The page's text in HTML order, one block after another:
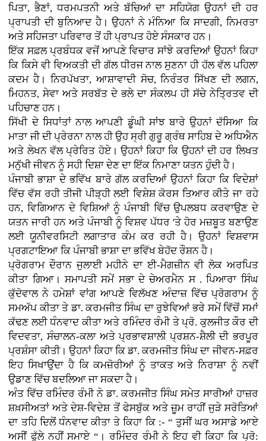
ਪਿਤਾ, ਭੈਣਾਂ, ਧਰਮਪਤਨੀ ਅਤੇ ਬੱਚਿਆਂ ਦਾ ਸਹਿਯੋਗ ਉਹਨਾਂ ਦੀ ਹਰ
ਪ੍ਰਾਪਤੀ ਦੀ ਬੁਨਿਆਦ ਹੈ। ਉਹਨਾਂ ਨੇ ਮੰਨਿਆ ਕਿ ਸਾਦਗੀ, ਨਿਮਰਤਾ
ਅਤੇ ਸਹਿਜਤਾ ਪਰਿਵਾਰ ਤੋਂ ਹੀ ਪ੍ਰਾਪਤ ਹੋਏ ਸੰਸਕਾਰ ਹਨ।
ਇੱਕ ਸਫ਼ਲ ਪ੍ਰਬੰਧਕ ਵਜੋਂ ਆਪਣੇ ਵਿਚਾਰ ਸਾਂਝੇ ਕਰਦਿਆਂ ਉਹਨਾਂ ਕਿਹਾ
ਕਿ ਕਿਸੇ ਵੀ ਵਿਅਕਤੀ ਦੀ ਗੱਲ ਧੀਰਜ ਨਾਲ ਸੁਣਨਾ ਹੀ ਹੱਲ ਵੱਲ ਪਹਿਲਾ
ਕਦਮ ਹੈ। ਨਿਰਪੱਖਤਾ, ਆਸ਼ਾਵਾਦੀ ਸੋਚ, ਨਿਰੰਤਰ ਸਿੱਖਣ ਦੀ ਲਗਨ,
ਮਿਹਨਤ, ਸੇਵਾ ਅਤੇ ਸਰਬੱਤ ਦੇ ਭਲੇ ਦਾ ਸੰਕਲਪ ਹੀ ਸੱਚੇ ਨੇਤ੍ਰਿਤਵ ਦੀ
ਪਹਿਚਾਣ ਹਨ।
ਸਿੱਖੀ ਦੇ ਸਿਧਾਂਤਾਂ ਨਾਲ ਆਪਣੀ ਡੂੰਘੀ ਸਾਂਝ ਬਾਰੇ ਉਹਨਾਂ ਦੱਸਿਆ ਕਿ
ਮਾਤਾ ਜੀ ਦੀ ਪ੍ਰੇਰਨਾ ਨਾਲ ਹੀ ਉਹ ਸ੍ਰੀ ਗੁਰੂ ਗ੍ਰੰਥ ਸਾਹਿਬ ਦੇ ਅਧਿਐਨ
ਅਤੇ ਲੇਖਨ ਵੱਲ ਪ੍ਰੇਰਿਤ ਹੋਏ। ਉਹਨਾਂ ਕਿਹਾ ਕਿ ਉਹਨਾਂ ਦੀ ਹਰ ਲਿਖਤ
ਮਨੁੱਖੀ ਜੀਵਨ ਨੂੰ ਸਹੀ ਦਿਸ਼ਾ ਦੇਣ ਦਾ ਇੱਕ ਨਿਮਾਣਾ ਯਤਨ ਹੁੰਦੀ ਹੈ।
ਪੰਜਾਬੀ ਭਾਸ਼ਾ ਦੇ ਭਵਿੱਖ ਬਾਰੇ ਗੱਲ ਕਰਦਿਆਂ ਉਹਨਾਂ ਕਿਹਾ ਕਿ ਵਿਦੇਸ਼ਾਂ
ਵਿੱਚ ਵੱਸ ਰਹੀ ਤੀਜੀ ਪੀੜ੍ਹੀ ਲਈ ਵਿਸ਼ੇਸ਼ ਕੋਰਸ ਤਿਆਰ ਕੀਤੇ ਜਾ ਰਹੇ
ਹਨ, ਵਿਗਿਆਨ ਦੇ ਵਿਸ਼ਿਆਂ ਨੂੰ ਪੰਜਾਬੀ ਵਿੱਚ ਉਪਲਬਧ ਕਰਵਾਉਣ ਦੇ
ਯਤਨ ਜਾਰੀ ਹਨ ਅਤੇ ਪੰਜਾਬੀ ਨੂੰ ਵਿਸ਼ਵ ਪੱਧਰ 'ਤੇ ਹੋਰ ਮਜ਼ਬੂਤ ਬਣਾਉਣ
ਲਈ ਯੂਨੀਵਰਸਿਟੀ ਲਗਾਤਾਰ ਕੰਮ ਕਰ ਰਹੀ ਹੈ। ਉਹਨਾਂ ਵਿਸ਼ਵਾਸ
ਪ੍ਰਗਟਾਇਆ ਕਿ ਪੰਜਾਬੀ ਭਾਸ਼ਾ ਦਾ ਭਵਿੱਖ ਬੇਹੱਦ ਰੌਸ਼ਨ ਹੈ।
ਪ੍ਰੋਗਰਾਮ ਦੌਰਾਨ ਜੁਲਾਈ ਮਹੀਨੇ ਦਾ ਈ-ਮੈਗਜ਼ੀਨ ਵੀ ਲੋਕ ਅਰਪਿਤ
ਕੀਤਾ ਗਿਆ। ਸਮਾਪਤੀ ਸਮੇਂ ਸਭਾ ਦੇ ਚੇਅਰਮੈਨ ਸ . ਪਿਆਰਾ ਸਿੰਘ
ਕੁੱਦੋਵਾਲ ਨੇ ਹਮੇਸ਼ਾਂ ਵਾਂਗ ਆਪਣੇ ਵਿਲੱਖਣ ਅੰਦਾਜ਼ ਵਿੱਚ ਪ੍ਰੋਗਰਾਮ ਨੂੰ
ਸਮਅੱਪ ਕੀਤਾ ਤੇ ਡਾ. ਕਰਮਜੀਤ ਸਿੰਘ ਦਾ ਰੁਝੇਵਿਆਂ ਭਰੇ ਸਮੇਂ ਵਿੱਚੋਂ ਸਮਾਂ
ਕੱਢਣ ਲਈ ਧੰਨਵਾਦ ਕੀਤਾ ਅਤੇ ਰਮਿੰਦਰ ਰੰਮੀ ਤੇ ਪ੍ਰੋ. ਕੁਲਜੀਤ ਕੌਰ ਦੀ
ਵਿਦਵਤਾ, ਸੰਚਾਲਨ-ਕਲਾ ਅਤੇ ਪ੍ਰਭਾਵਸ਼ਾਲੀ ਪ੍ਰਸ਼ਨ-ਸ਼ੈਲੀ ਦੀ ਭਰਪੂਰ
ਪ੍ਰਸ਼ੰਸਾ ਕੀਤੀ। ਉਹਨਾਂ ਕਿਹਾ ਕਿ ਡਾ. ਕਰਮਜੀਤ ਸਿੰਘ ਦਾ ਜੀਵਨ-ਸਫ਼ਰ
ਇਹ ਸਿਖਾਉਂਦਾ ਹੈ ਕਿ ਕਮਜ਼ੋਰੀਆਂ ਨੂੰ ਤਾਕਤ ਅਤੇ ਨਿਰਾਸ਼ਾ ਨੂੰ ਨਵੀਂ
ਉਡਾਣ ਵਿੱਚ ਬਦਲਿਆ ਜਾ ਸਕਦਾ ਹੈ।
ਅੰਤ ਵਿੱਚ ਰਮਿੰਦਰ ਰੰਮੀ ਨੇ ਡਾ. ਕਰਮਜੀਤ ਸਿੰਘ ਸਮੇਤ ਸਾਰੀਆਂ ਹਾਜ਼ਰ
ਸ਼ਖ਼ਸੀਅਤਾਂ ਅਤੇ ਦੇਸ਼-ਵਿਦੇਸ਼ ਤੋਂ ਫੇਸਬੁੱਕ ਅਤੇ ਜ਼ੂਮ ਰਾਹੀਂ ਜੁੜੇ ਸਰੋਤਿਆਂ
ਦਾ ਤਹਿ ਦਿਲੋਂ ਧੰਨਵਾਦ ਕੀਤਾ ਤੇ ਕਿਹਾ ਕਿ :- “ ਤੁਸੀਂ ਘਰ ਅਸਾਡੇ ਆਏ
ਅਸੀਂ ਫੁੱਲੇ ਨਹੀਂ ਸਮਾਏ “। ਰਮਿੰਦਰ ਰੰਮੀ ਨੇ ਇਹ ਵੀ ਕਿਹਾ ਕਿ ਪ੍ਰੋ: